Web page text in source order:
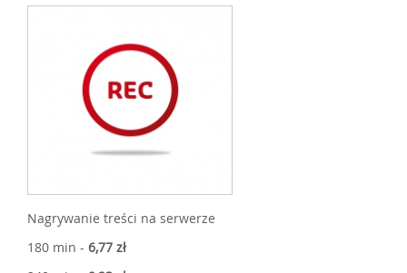
Nagrywanie treści na serwerze
180 min - 6,77 zł